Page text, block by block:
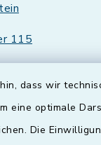
dass wir
eine optimale
Die
115